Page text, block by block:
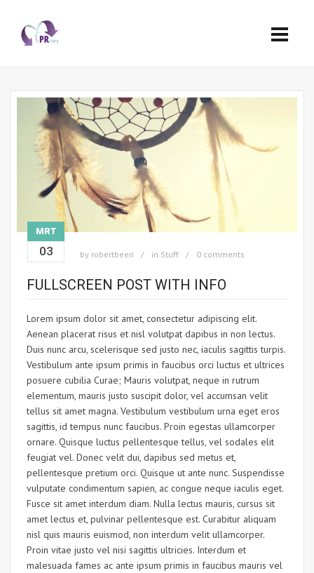
MRT
03 by robertbeen in Stuff 0 comments
FULLSCREEN POST WITH INFO
Lorem ipsum dolor sit amet, consectetur adipiscing elit.
Aenean placerat risus et nisl volutpat dapibus in non lectus.
Duis nunc arcu, scelerisque sed justo nec, iaculis sagittis turpis.
Vestibulum ante ipsum primis in faucibus orci luctus et ultrices
posuere cubilia Curae; Mauris volutpat, neque in rutrum
elementum, mauris justo suscipit dolor, vel accumsan velit
tellus sit amet magna. Vestibulum vestibulum urna eget eros
sagittis, id tempus nunc faucibus. Proin egestas ullamcorper
ornare. Quisque luctus pellentesque tellus, vel sodales elit
feugiat vel. Donec velit dui, dapibus sed metus et,
pellentesque pretium orci. Quisque ut ante nunc. Suspendisse
vulputate condimentum sapien, ac congue neque iaculis eget.
Fusce sit amet interdum diam. Nulla lectus mauris, cursus sit
amet lectus et, pulvinar pellentesque est. Curabitur aliquam
nisl quis mauris euismod, non interdum velit ullamcorper.
Proin vitae justo vel nisi sagittis ultricies. Interdum et
malesuada fames ac ante ipsum primis in faucibus mauris vel